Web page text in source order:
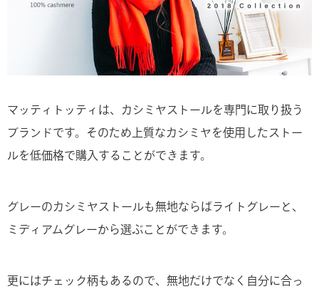
マッティトッティは、カシミヤストールを専門に取り扱う
ブランドです。そのため上質なカシミヤを使用したストー
ルを低価格で購入することができます。
グレーのカシミヤストールも無地ならばライトグレーと、
ミディアムグレーから選ぶことができます。
更にはチェック柄もあるので、無地だけでなく自分に合っ